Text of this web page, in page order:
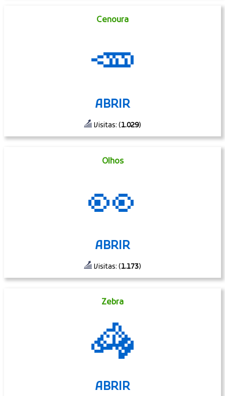
Cenoura
🥕
ABRIR
Visitas: (1.029)
Olhos
👀
ABRIR
Visitas: (1.173)
Zebra
🦓
ABRIR